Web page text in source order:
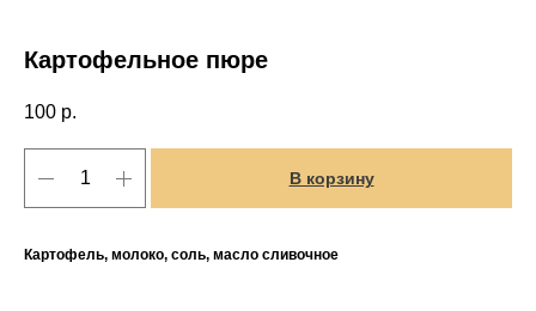
Картофельное пюре
100 р.
В корзину
Картофель, молоко, соль, масло сливочное